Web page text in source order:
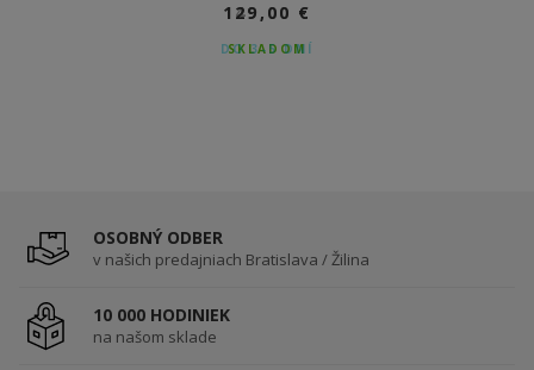
129,00 €
SKLADOM
OSOBNÝ ODBER
v našich predajniach Bratislava / Žilina
10 000 HODINIEK
na našom sklade